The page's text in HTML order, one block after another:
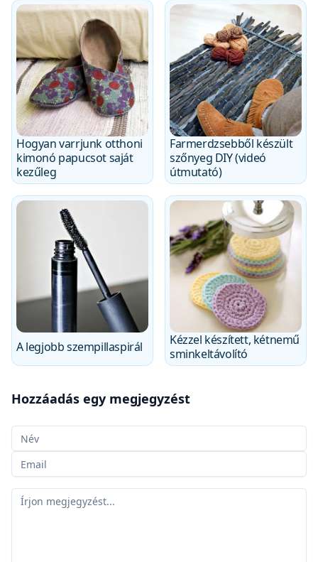
Hogyan varrjunk otthoni
kimonó papucsot saját
kezűleg
Farmerdzsebből készült
szőnyeg DIY (videó
útmutató)
A legjobb szempillaspirál
Kézzel készített, kétnemű
sminkeltávolító
Hozzáadás egy megjegyzést
A neved
Az e-mailed
A megjegyzésed